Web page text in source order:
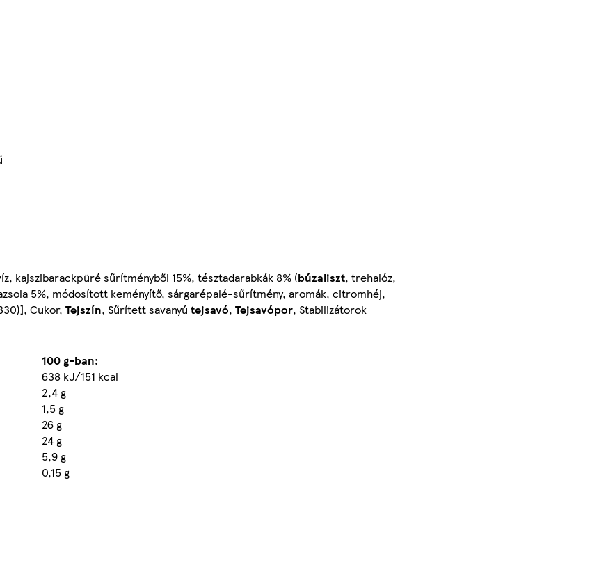
kajszibarackpüré sűrítményből 15%, tésztadarabkák 8% (búzaliszt, trehalóz,
5%, módosított keményítő, sárgarépalé-sűrítmény, aromák, citromhéj,
Cukor, Tejszín, Sűrített savanyú tejsavó, Tejsavópor, Stabilizátorok
100 g-ban:
638 kJ/151 kcal
2,4 g
1,5 g
26 g
24 g
5,9 g
0,15 g